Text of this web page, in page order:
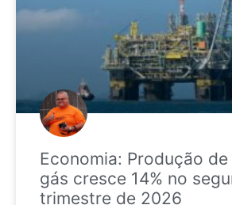
Economia: Produção
gás cresce 14% no
trimestre de 2026